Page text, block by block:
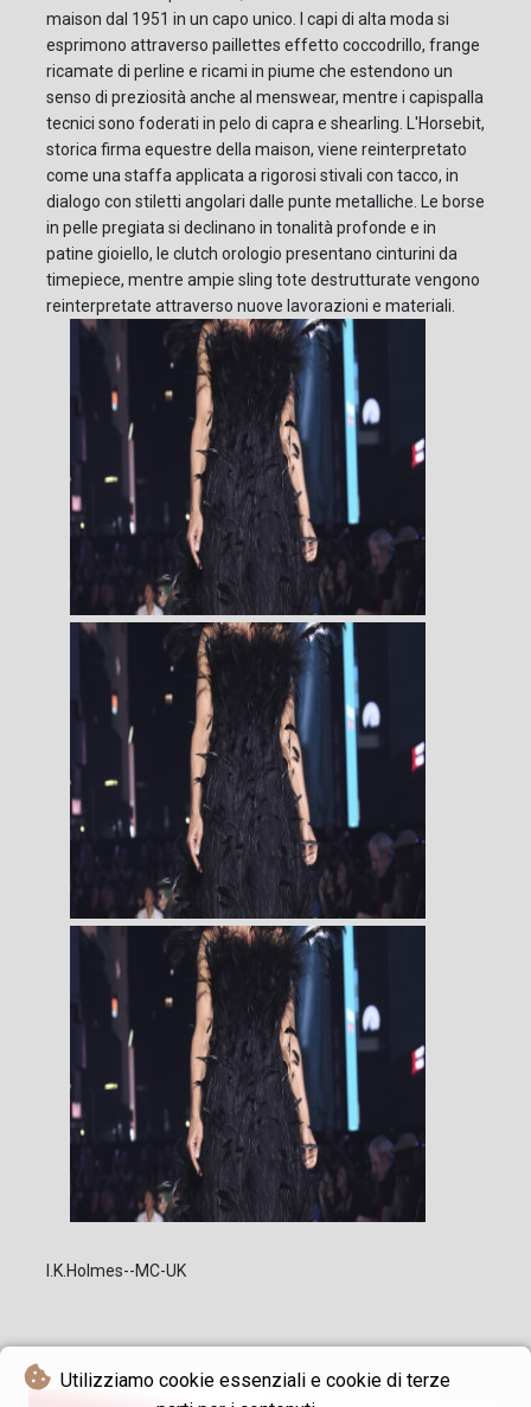
Utilizziamo cookie essenziali e cookie di terze
maison dal 1951 in un capo unico. I capi di alta moda si
esprimono attraverso paillettes effetto coccodrillo, frange
ricamate di perline e ricami in piume che estendono un
senso di preziosità anche al menswear, mentre i capispalla
tecnici sono foderati in pelo di capra e shearling. L'Horsebit,
storica firma equestre della maison, viene reinterpretato
come una staffa applicata a rigorosi stivali con tacco, in
dialogo con stiletti angolari dalle punte metalliche. Le borse
in pelle pregiata si declinano in tonalità profonde e in
patine gioiello, le clutch orologio presentano cinturini da
timepiece, mentre ampie sling tote destrutturate vengono
reinterpretate attraverso nuove lavorazioni e materiali.
I.K.Holmes--MC-UK